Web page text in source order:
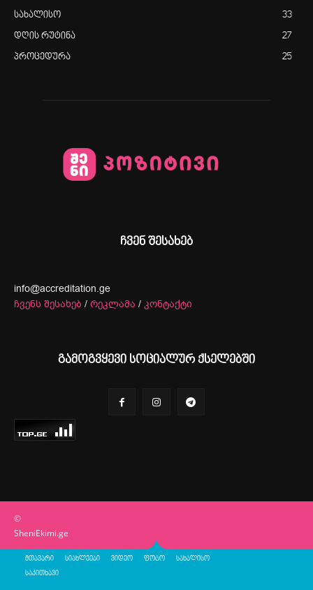
სახალისო 33
დღის რუტინა 27
პროცედურა 25
ჩვენ შესახებ
info@accreditation.ge
ჩვენს შესახებ / რეკლამა / კონტაქტი
გამოგვყევი სოციალურ ქსელებში
©
SheniEkimi.ge
მთავარი სიახლეები ვიდეო ფოტო სახალისო
საკითხავი